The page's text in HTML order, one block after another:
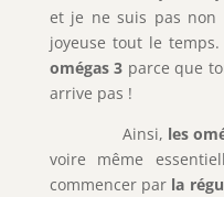
et je ne suis pas
joyeuse tout le
omégas 3 parce que
arrive pas !
Ainsi, les
voire même
commencer par la